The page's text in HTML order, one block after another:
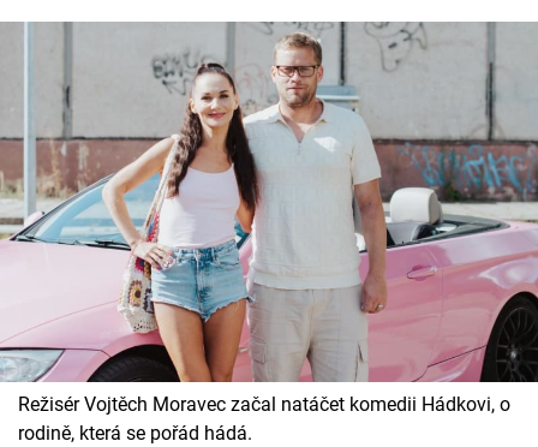
Režisér Vojtěch Moravec začal natáčet komedii Hádkovi, o
rodině, která se pořád hádá.